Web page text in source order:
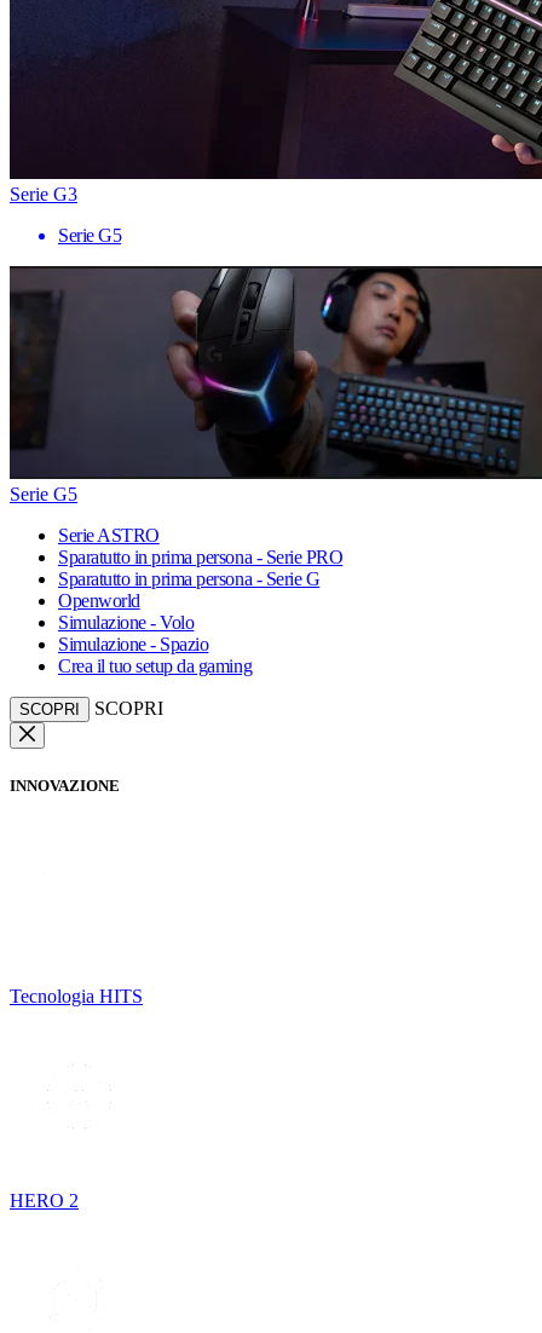
Serie G3
Serie G5
Serie G5
Serie ASTRO
Sparatutto in prima persona - Serie PRO
Sparatutto in prima persona - Serie G
Openworld
Simulazione - Volo
Simulazione - Spazio
Crea il tuo setup da gaming
SCOPRI SCOPRI
INNOVAZIONE
Tecnologia HITS
HERO 2